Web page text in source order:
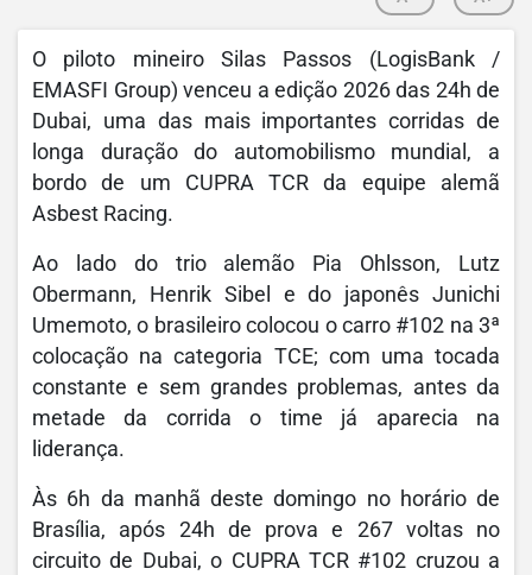
O piloto mineiro Silas Passos (LogisBank /
EMASFI Group) venceu a edição 2026 das 24h de
Dubai, uma das mais importantes corridas de
longa duração do automobilismo mundial, a
bordo de um CUPRA TCR da equipe alemã
Asbest Racing.
Ao lado do trio alemão Pia Ohlsson, Lutz
Obermann, Henrik Sibel e do japonês Junichi
Umemoto, o brasileiro colocou o carro #102 na 3ª
colocação na categoria TCE; com uma tocada
constante e sem grandes problemas, antes da
metade da corrida o time já aparecia na
liderança.
Às 6h da manhã deste domingo no horário de
Brasília, após 24h de prova e 267 voltas no
circuito de Dubai, o CUPRA TCR #102 cruzou a